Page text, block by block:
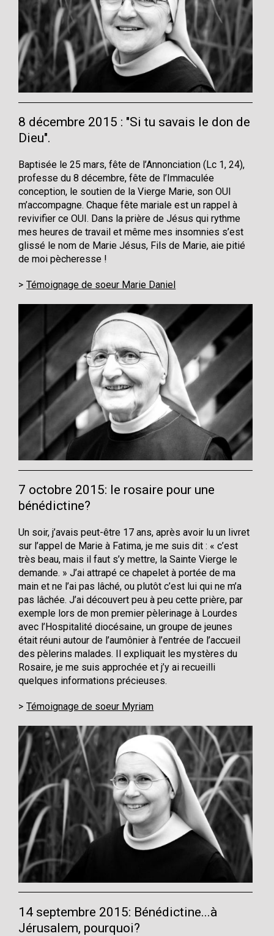
8 décembre 2015 : "Si tu savais le don de
Dieu".
Baptisée le 25 mars, fête de l’Annonciation (Lc 1, 24),
professe du 8 décembre, fête de l’Immaculée
conception, le soutien de la Vierge Marie, son OUI
m’accompagne. Chaque fête mariale est un rappel à
revivifier ce OUI. Dans la prière de Jésus qui rythme
mes heures de travail et même mes insomnies s’est
glissé le nom de Marie Jésus, Fils de Marie, aie pitié
de moi pècheresse !
Témoignage de soeur Marie Daniel
7 octobre 2015: le rosaire pour une
bénédictine?
Un soir, j’avais peut-être 17 ans, après avoir lu un livret
sur l’appel de Marie à Fatima, je me suis dit : « c’est
très beau, mais il faut s’y mettre, la Sainte Vierge le
demande. » J’ai attrapé ce chapelet à portée de ma
main et ne l’ai pas lâché, ou plutôt c’est lui qui ne m’a
pas lâchée. J’ai découvert peu à peu cette prière, par
exemple lors de mon premier pèlerinage à Lourdes
avec l’Hospitalité diocésaine, un groupe de jeunes
était réuni autour de l’aumônier à l’entrée de l’accueil
des pèlerins malades. Il expliquait les mystères du
Rosaire, je me suis approchée et j’y ai recueilli
quelques informations précieuses.
Témoignage de soeur Myriam
14 septembre 2015: Bénédictine...à
Jérusalem, pourquoi?